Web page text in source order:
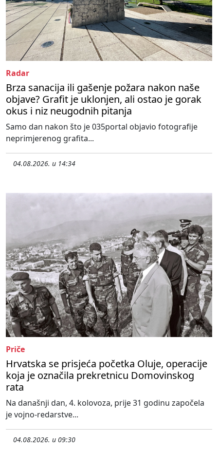
Radar
Brza sanacija ili gašenje požara nakon naše
objave? Grafit je uklonjen, ali ostao je gorak
okus i niz neugodnih pitanja
Samo dan nakon što je 035portal objavio fotografije
neprimjerenog grafita...
04.08.2026. u 14:34
Priče
Hrvatska se prisjeća početka Oluje, operacije
koja je označila prekretnicu Domovinskog
rata
Na današnji dan, 4. kolovoza, prije 31 godinu započela
je vojno-redarstve...
04.08.2026. u 09:30